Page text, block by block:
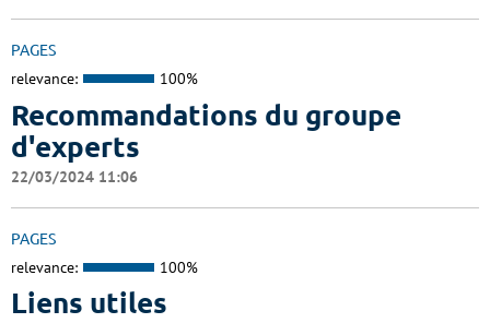
PAGES
relevance: 100%
Recommandations du groupe
d'experts
22/03/2024 11:06
PAGES
relevance: 100%
Liens utiles